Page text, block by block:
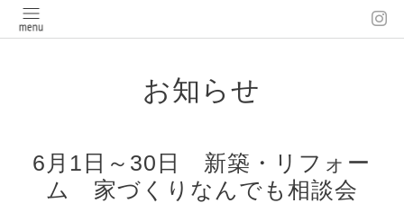
お知らせ
6月1日～30日 新築・リフォー
ム 家づくりなんでも相談会